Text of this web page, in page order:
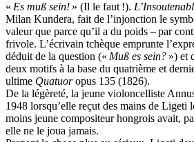
« Es muß sein! » (Il le faut !).
Milan Kundera, fait de l’injonction le
valeur que parce qu’il a du poids – par
frivole. L’écrivain tchèque emprunte
déduit de la question (« Muß es sein? ») et
deux motifs à la base du quatrième et
ultime Quatuoropus 135 (1826).
De la légèreté, la jeune violoncelliste
1948 lorsqu’elle reçut des mains de Ligeti
moins jeune compositeur hongrois avait,
elle ne le joua jamais.